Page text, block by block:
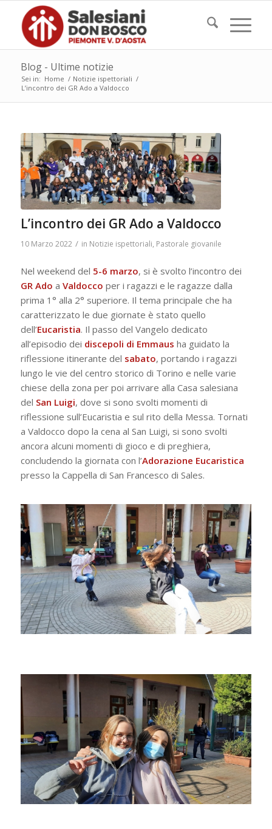
Blog - Ultime notizie
Sei in: Home / Notizie ispettoriali /
L’incontro dei GR Ado a Valdocco
L’incontro dei GR Ado a Valdocco
10 Marzo 2022 / in Notizie ispettoriali, Pastorale giovanile
Nel weekend del 5-6 marzo, si è svolto l’incontro dei
GR Ado a Valdocco per i ragazzi e le ragazze dalla
prima 1° alla 2° superiore. Il tema principale che ha
caratterizzato le due giornate è stato quello
dell’Eucaristia. Il passo del Vangelo dedicato
all’episodio dei discepoli di Emmaus ha guidato la
riflessione itinerante del sabato, portando i ragazzi
lungo le vie del centro storico di Torino e nelle varie
chiese della zona per poi arrivare alla Casa salesiana
del San Luigi, dove si sono svolti momenti di
riflessione sull’Eucaristia e sul rito della Messa. Tornati
a Valdocco dopo la cena al San Luigi, si sono svolti
ancora alcuni momenti di gioco e di preghiera,
concludendo la giornata con l’Adorazione Eucaristica
presso la Cappella di San Francesco di Sales.